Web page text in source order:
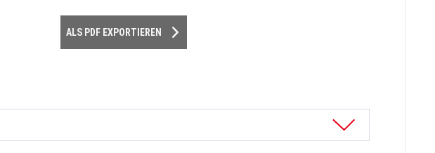
ALS PDF EXPORTIEREN